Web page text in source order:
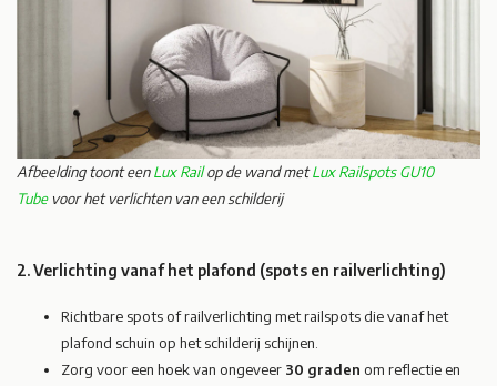
Afbeelding toont eenLux Railop de wand metLux Railspots GU10
Tubevoor het verlichten van een schilderij
2. Verlichting vanaf het plafond (spots en railverlichting)
Richtbare spots of railverlichting met railspots die vanaf het
plafond schuin op het schilderij schijnen.
Zorg voor een hoek van ongeveer 30 graden om reflectie en